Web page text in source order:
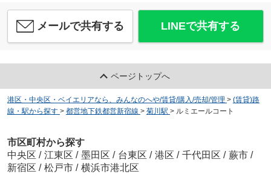
メールで共有する LINEで共有する
ページトップへ
港区・中央区・ベイエリアなら、みんなのへや/賃貸/購入/売却/管理 > (賃貸)路
線・駅から探す > 都営地下鉄都営新宿線 > 菊川駅 > ルミエールコート
市区町村から探す
中央区 / 江東区 / 墨田区 / 台東区 / 港区 / 千代田区 / 蕨市 /
新宿区 / 松戸市 / 横浜市港北区